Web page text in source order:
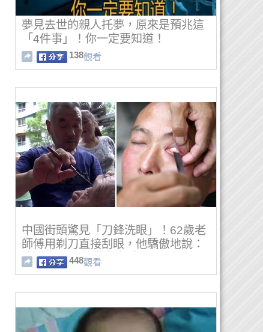
夢見去世的親人托夢，原來是預兆這
「4件事」！你一定要知道！
138觀看
中國街頭驚見「刀鋒洗眼」！62歲老
師傅用剃刀直接刮眼，他驕傲地說：
洗髒東西40年從沒失手！
448觀看